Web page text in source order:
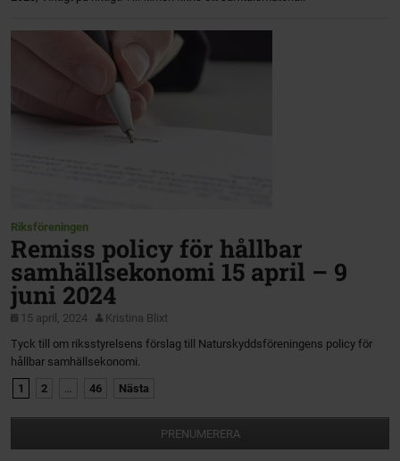
Riksföreningen
Remiss policy för hållbar
samhällsekonomi 15 april – 9
juni 2024
15 april, 2024
Kristina Blixt
Tyck till om riksstyrelsens förslag till Naturskyddsföreningens policy för
hållbar samhällsekonomi.
1
2 46 Nästa
PRENUMERERA